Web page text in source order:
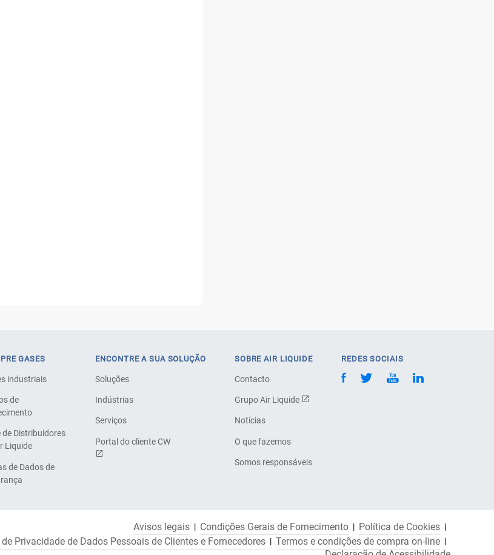
GASES
industriais
de
de Distribuidores
Liquide
de Dados de
ENCONTRE A SUA SOLUÇÃO
Soluções
Indústrias
Serviços
Portal do cliente CW
SOBRE AIR LIQUIDE
Contacto
Grupo Air Liquide
Notícias
O que fazemos
Somos responsáveis
REDES SOCIAIS
Avisos legais Condições Gerais de Fornecimento
Política de Cookies
Privacidade de Dados Pessoais de Clientes e Fornecedores
Termos e condições de compra on-line